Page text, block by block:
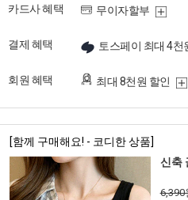
카드사 혜택 무이자할부
결제 혜택 토스페이 최대 4천
회원 혜택 최대 8천원 할인
[함께 구매해요! - 코디한 상품]
신축
6,390